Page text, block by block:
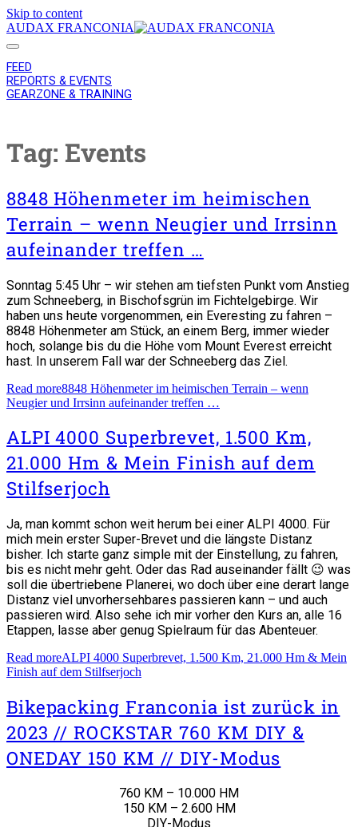
Skip to content
AUDAX FRANCONIA
FEED
REPORTS & EVENTS
GEARZONE & TRAINING
Tag: Events
8848 Höhenmeter im heimischen
Terrain – wenn Neugier und Irrsinn
aufeinander treffen …
Sonntag 5:45 Uhr – wir stehen am tiefsten Punkt vom Anstieg
zum Schneeberg, in Bischofsgrün im Fichtelgebirge. Wir
haben uns heute vorgenommen, ein Everesting zu fahren –
8848 Höhenmeter am Stück, an einem Berg, immer wieder
hoch, solange bis du die Höhe vom Mount Everest erreicht
hast. In unserem Fall war der Schneeberg das Ziel.
Read more8848 Höhenmeter im heimischen Terrain – wenn
Neugier und Irrsinn aufeinander treffen …
ALPI 4000 Superbrevet, 1.500 Km,
21.000 Hm & Mein Finish auf dem
Stilfserjoch
Ja, man kommt schon weit herum bei einer ALPI 4000. Für
mich mein erster Super-Brevet und die längste Distanz
bisher. Ich starte ganz simple mit der Einstellung, zu fahren,
bis es nicht mehr geht. Oder das Rad auseinander fällt 😉 was
soll die übertriebene Planerei, wo doch über eine derart lange
Distanz viel unvorhersehbares passieren kann – und auch
passieren wird. Also sehe ich mir vorher den Kurs an, alle 16
Etappen, lasse aber genug Spielraum für das Abenteuer.
Read moreALPI 4000 Superbrevet, 1.500 Km, 21.000 Hm & Mein
Finish auf dem Stilfserjoch
Bikepacking Franconia ist zurück in
2023 // ROCKSTAR 760 KM DIY &
ONEDAY 150 KM // DIY-Modus
760 KM – 10.000 HM
150 KM – 2.600 HM
DIY-Modus